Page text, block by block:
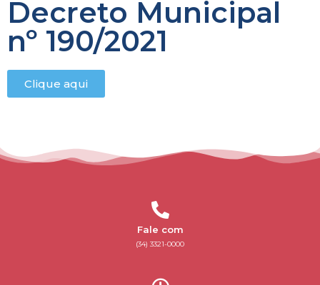
Decreto Municipal
nº 190/2021
Clique aqui
Fale com
(34) 3321-0000